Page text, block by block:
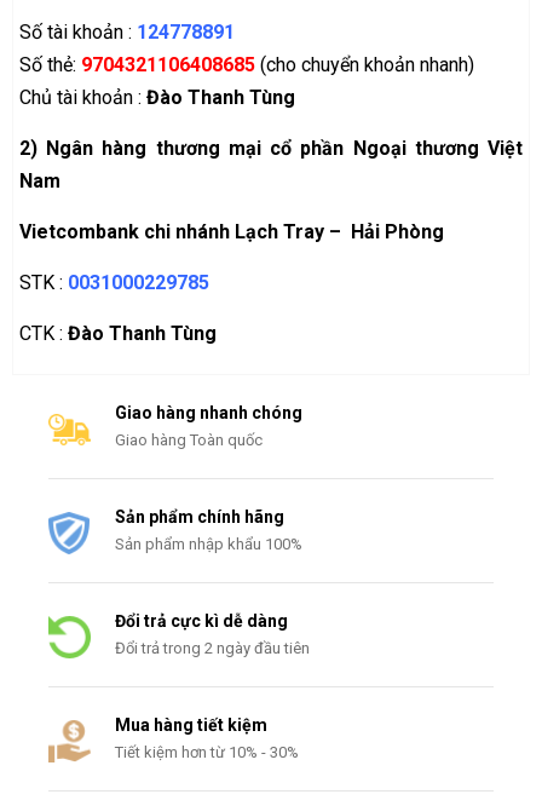
Số tài khoản : 124778891
Số thẻ: 9704321106408685 (cho chuyển khoản nhanh)
Chủ tài khoản : Đào Thanh Tùng
2) Ngân hàng thương mại cổ phần Ngoại thương Việt
Nam
Vietcombank chi nhánh Lạch Tray – Hải Phòng
STK : 0031000229785
CTK : Đào Thanh Tùng
Giao hàng nhanh chóng
Giao hàng Toàn quốc
Sản phẩm chính hãng
Sản phẩm nhập khẩu 100%
Đổi trả cực kì dễ dàng
Đổi trả trong 2 ngày đầu tiên
Mua hàng tiết kiệm
Tiết kiệm hơn từ 10% - 30%